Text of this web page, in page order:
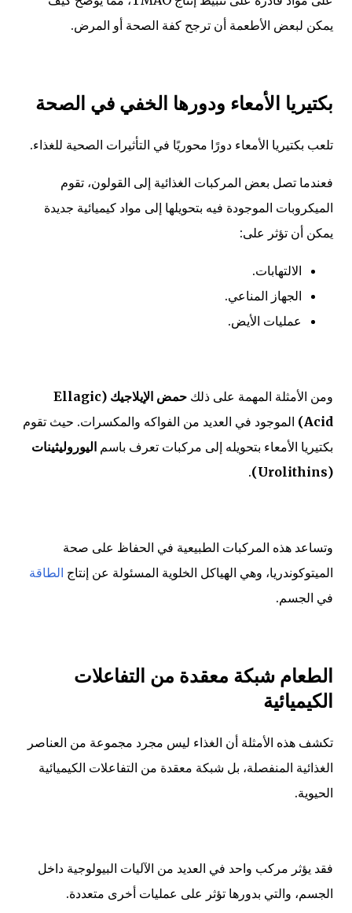
يمكن لبعض الأطعمة أن ترجح كفة الصحة أو المرض.
بكتيريا الأمعاء ودورها الخفي في الصحة
تلعب بكتيريا الأمعاء دورًا محوريًا في التأثيرات الصحية للغذاء.
فعندما تصل بعض المركبات الغذائية إلى القولون، تقوم
الميكروبات الموجودة فيه بتحويلها إلى مواد كيميائية جديدة
يمكن أن تؤثر على:
الالتهابات.
الجهاز المناعي.
عمليات الأيض.
ومن الأمثلة المهمة على ذلك
حمض الإيلاجيك (Ellagic
Acid)
الموجود في العديد من الفواكه والمكسرات. حيث تقوم
بكتيريا الأمعاء بتحويله إلى مركبات تعرف باسم اليوروليثينات
(Urolithins)
.
وتساعد هذه المركبات الطبيعية في الحفاظ على صحة
الميتوكوندريا، وهي الهياكل الخلوية المسئولة عن إنتاج الطاقة
في الجسم.
الطعام شبكة معقدة من التفاعلات
الكيميائية
تكشف هذه الأمثلة أن الغذاء ليس مجرد مجموعة من العناصر
الغذائية المنفصلة، بل شبكة معقدة من التفاعلات الكيميائية
الحيوية.
فقد يؤثر مركب واحد في العديد من الآليات البيولوجية داخل
الجسم، والتي بدورها تؤثر على عمليات أخرى متعددة.